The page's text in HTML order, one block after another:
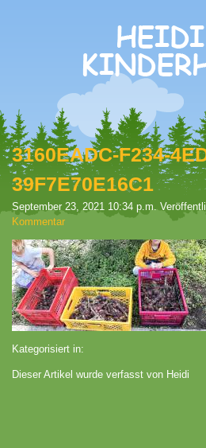
3160EADC-F234-
39F7E70E16C1
September 23, 2021 10:34 p.m.
Kommentar
Kategorisiert in:
Dieser Artikel wurde verfasst von Heidi